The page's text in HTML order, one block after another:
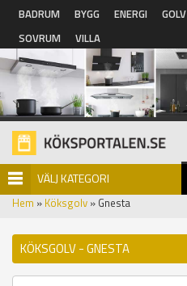
Hoppa till huvudinnehåll
BADRUM BYGG ENERGI GOLV
SOVRUM
VILLA
VÄLJ KATEGORI
Hem » Köksgolv » Gnesta
KÖKSGOLV - GNESTA